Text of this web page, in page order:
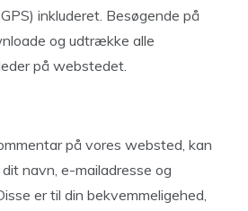
inkluderet. Besøgende på
og udtrække alle
på webstedet.
på vores websted, kan
navn, e-mailadresse og
er til din bekvemmeligehed,